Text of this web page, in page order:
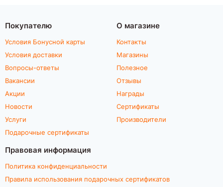
Покупателю
Условия Бонусной карты
Условия доставки
Вопросы-ответы
Вакансии
Акции
Новости
Услуги
Подарочные сертификаты
О магазине
Контакты
Магазины
Полезное
Отзывы
Награды
Сертификаты
Производители
Правовая информация
Политика конфиденциальности
Правила использования подарочных сертификатов